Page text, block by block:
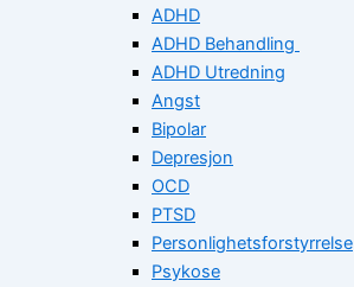
ADHD
ADHD Behandling
ADHD Utredning
Angst
Bipolar
Depresjon
OCD
PTSD
Personlighetsforstyrrelse
Psykose